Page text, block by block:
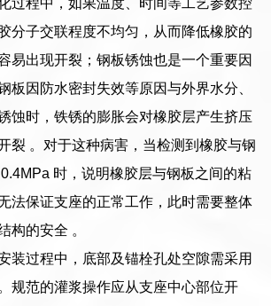
分子交联程度不均匀，从而降低橡胶的
易出现开裂；钢板锈蚀也是一个重要因
板因防水密封失效等原因与外界水分、
蚀时，铁锈的膨胀会对橡胶层产生挤压
裂 。对于这种病害，当检测到橡胶与钢
时，说明橡胶层与钢板之间的粘
法保证支座的正常工作，此时需要整体
构的安全 。
装过程中，底部及锚栓孔处空隙需采用
规范的灌浆操作应从支座中心部位开